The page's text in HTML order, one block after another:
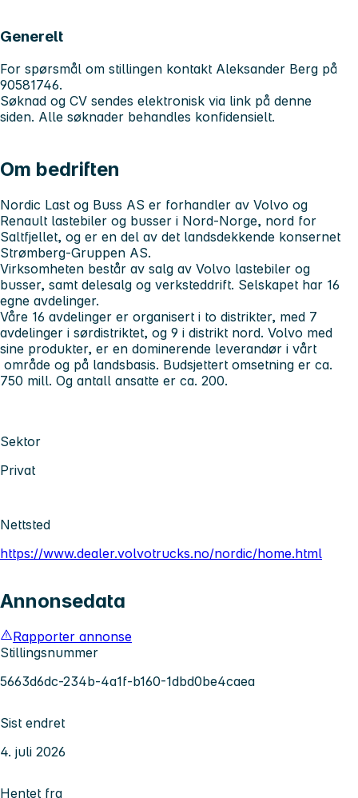
Generelt
For spørsmål om stillingen kontakt Aleksander Berg på
90581746.
Søknad og CV sendes elektronisk via link på denne
siden. Alle søknader behandles konfidensielt.
Om bedriften
Nordic Last og Buss AS er forhandler av Volvo og
Renault lastebiler og busser i Nord-Norge, nord for
Saltfjellet, og er en del av det landsdekkende konsernet
Strømberg-Gruppen AS.
Virksomheten består av salg av Volvo lastebiler og
busser, samt delesalg og verksteddrift. Selskapet har 16
egne avdelinger.
Våre 16 avdelinger er organisert i to distrikter, med 7
avdelinger i sørdistriktet, og 9 i distrikt nord. Volvo med
sine produkter, er en dominerende leverandør i vårt
område og på landsbasis. Budsjettert omsetning er ca.
750 mill. Og antall ansatte er ca. 200.
Sektor
Privat
Nettsted
https://www.dealer.volvotrucks.no/nordic/home.html
Annonsedata
Rapporter annonse
Stillingsnummer
5663d6dc-234b-4a1f-b160-1dbd0be4caea
Sist endret
4. juli 2026
Hentet fra